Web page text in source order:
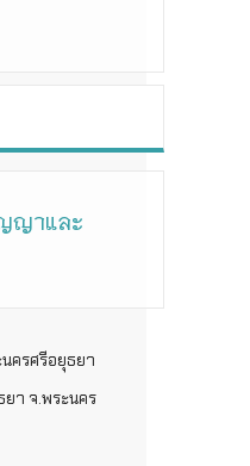
ญาและ
ครศรีอยุธยา
า จ.พระนคร